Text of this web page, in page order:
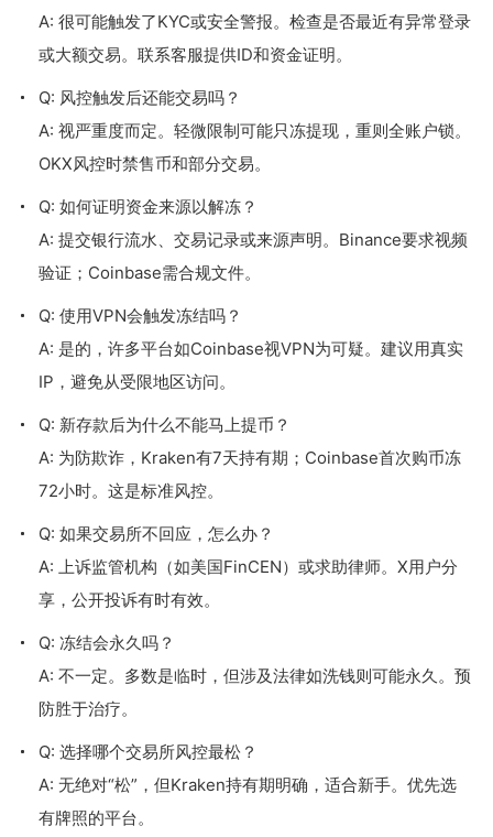
A: 很可能触发了KYC或安全警报。检查是否最近有异常登录
或大额交易。联系客服提供ID和资金证明。
Q: 风控触发后还能交易吗？
A: 视严重度而定。轻微限制可能只冻提现，重则全账户锁。
OKX风控时禁售币和部分交易。
Q: 如何证明资金来源以解冻？
A: 提交银行流水、交易记录或来源声明。Binance要求视频
验证；Coinbase需合规文件。
Q: 使用VPN会触发冻结吗？
A: 是的，许多平台如Coinbase视VPN为可疑。建议用真实
IP，避免从受限地区访问。
Q: 新存款后为什么不能马上提币？
A: 为防欺诈，Kraken有7天持有期；Coinbase首次购币冻
72小时。这是标准风控。
Q: 如果交易所不回应，怎么办？
A: 上诉监管机构（如美国FinCEN）或求助律师。X用户分
享，公开投诉有时有效。
Q: 冻结会永久吗？
A: 不一定。多数是临时，但涉及法律如洗钱则可能永久。预
防胜于治疗。
Q: 选择哪个交易所风控最松？
A: 无绝对“松”，但Kraken持有期明确，适合新手。优先选
有牌照的平台。